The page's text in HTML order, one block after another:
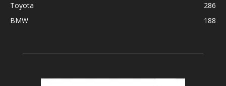
Toyota
286
BMW
188